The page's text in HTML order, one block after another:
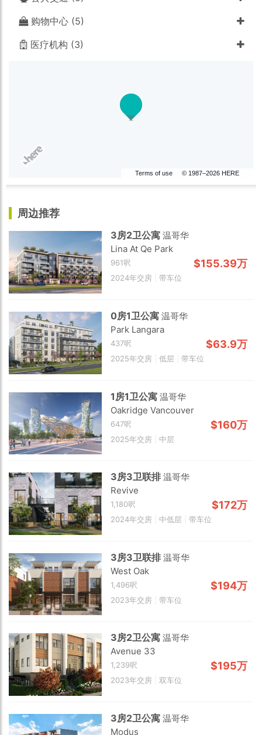
购物中心 (5)
医疗机构 (3)
Terms of use © 1987–2026 HERE
2 km
周边推荐
3房2卫公寓温哥华
Lina At Qe Park
961呎 $155.39万
2024年交房 带车位
0房1卫公寓温哥华
Park Langara
437呎 $63.9万
2025年交房 低层 带车位
1房1卫公寓温哥华
Oakridge Vancouver
647呎 $160万
2025年交房 中层
3房3卫联排温哥华
Revive
1,180呎 $172万
2024年交房 中低层 带车位
3房3卫联排温哥华
West Oak
1,496呎 $194万
2023年交房 带车位
3房2卫公寓温哥华
Avenue 33
1,239呎 $195万
2023年交房 双车位
3房2卫公寓温哥华
Modus